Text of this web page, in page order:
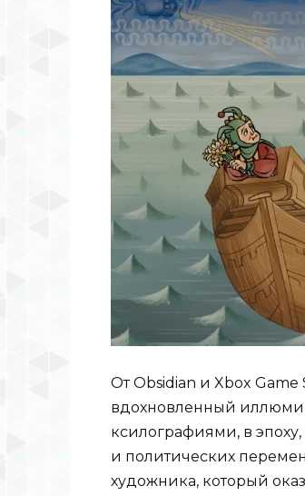
От Obsidian и Xbox
вдохновленный
ксилографиями, в
и политических
художника, который